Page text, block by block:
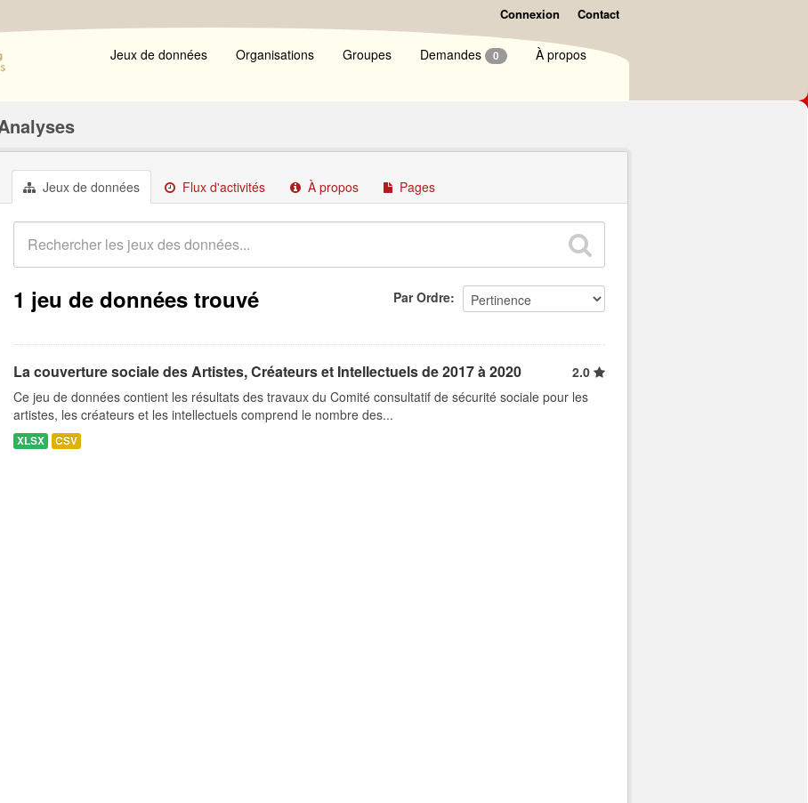
Connexion Contact
Jeux de données Organisations Groupes Demandes 0 À propos
Jeux de données Flux d'activités À propos Pages
Par Ordre
1 jeu de données trouvé
La couverture sociale des Artistes, Créateurs et Intellectuels de 2017 à 2020
2.0
Ce jeu de données contient les résultats des travaux du Comité consultatif de sécurité sociale pour les
artistes, les créateurs et les intellectuels comprend le nombre des...
XLSX CSV